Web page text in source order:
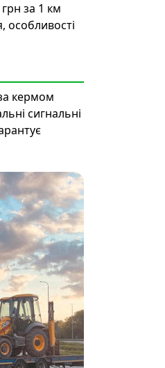
за 1 км
особливості
кермом
сигнальні